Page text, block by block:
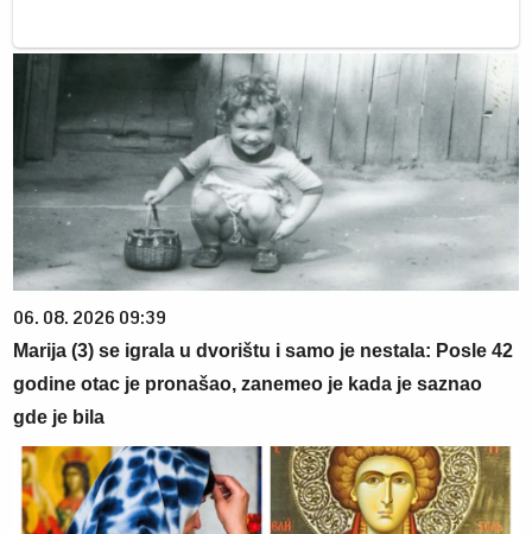
06. 08. 2026 09:39
Marija (3) se igrala u dvorištu i samo je nestala: Posle 42
godine otac je pronašao, zanemeo je kada je saznao
gde je bila